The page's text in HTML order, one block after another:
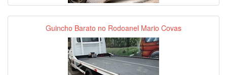
Guincho Barato no Rodoanel Mario Covas